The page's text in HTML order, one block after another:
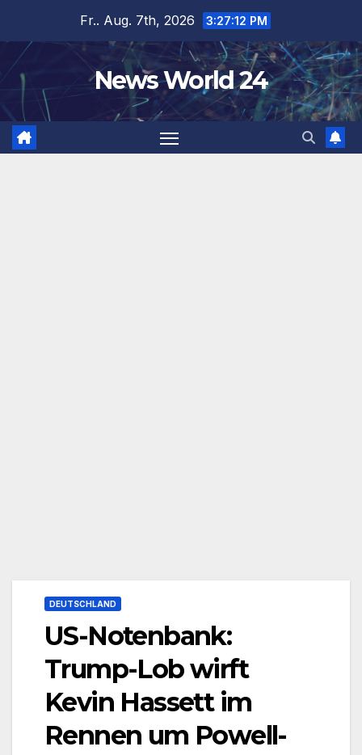
springen
Fr.. Aug. 7th, 2026 3:27:12 PM
News World 24
DEUTSCHLAND
US-Notenbank:
Trump-Lob wirft
Kevin Hassett im
Rennen um Powell-